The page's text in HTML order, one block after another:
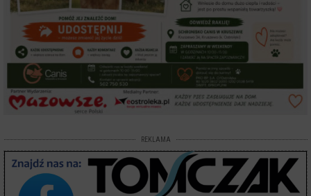
REKLAMA